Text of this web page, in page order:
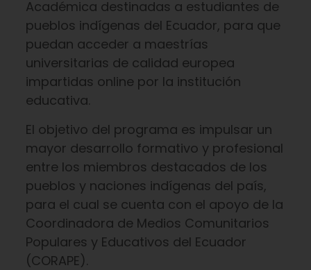
Académica destinadas a estudiantes de
pueblos indígenas del Ecuador, para que
puedan acceder a maestrías
universitarias de calidad europea
impartidas online por la institución
educativa.
El objetivo del programa es impulsar un
mayor desarrollo formativo y profesional
entre los miembros destacados de los
pueblos y naciones indígenas del país,
para el cual se cuenta con el apoyo de la
Coordinadora de Medios Comunitarios
Populares y Educativos del Ecuador
(CORAPE).